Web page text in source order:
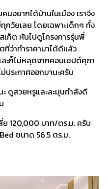
อยากได้บ้านในเมือง เราจึง
วัยเลย โดยเฉพาะเด็กๆ ทั้ง
เก็ต หันไปดูโครงการรุ่นพี่
ว่าทำราคามาได้ดีแล้ว
ะก็ไม่หลุดจากคอนเซปต์ศุภา
ประกาศออกมานะครับ
ดูสวยหรูและละมุนกำลังดี
ย 120,000 บาท/ตร.ม. ครับ
ขนาด 56.5 ตร.ม.